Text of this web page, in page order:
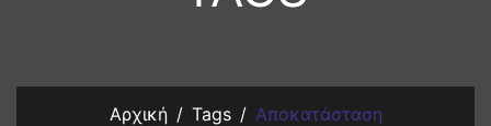
Αρχική Tags Αποκατάσταση